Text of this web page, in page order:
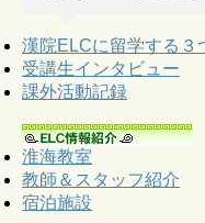
漢院ELCに留学する３
受講生インタビュー
課外活動記録
淮海教室
教師＆スタッフ紹介
宿泊施設